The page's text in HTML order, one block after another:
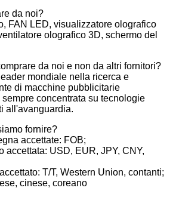
da noi?
FAN LED, visualizzatore olografico
olografico 3D, schermo del
da noi e non da altri fornitori?
mondiale nella ricerca e
di macchine pubblicitarie
concentrata su tecnologie
all'avanguardia.
fornire?
accettate: FOB;
accettata: USD, EUR, JPY, CNY,
T/T, Western Union, contanti;
cinese, coreano